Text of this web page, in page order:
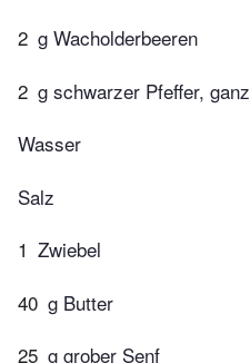
2 g Wacholderbeeren
2 g schwarzer Pfeffer, ganz
Wasser
Salz
1 Zwiebel
40 g Butter
25 g grober Senf